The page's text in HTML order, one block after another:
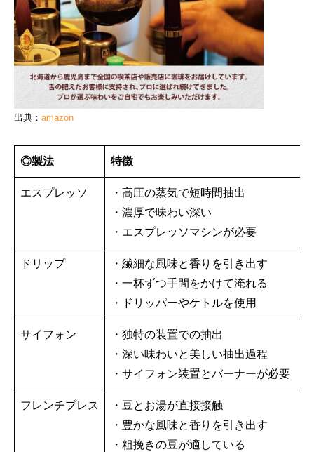
出典： amazon
◎製法 特徴
エスプレッソ
・高圧の蒸気で短時間抽出
・濃厚で味わい深い
・エスプレッ
ドリップ
・繊細な風味と香りを引き出す
・一杯ずつ手間をかけて淹れる
・ドリッパーやケトルを使用
サイフォン
・独特の装置での抽出
・深い味わいと美しい抽出過程
・サイフォン装置とバーナーが必要
フレンチプレス
・豆とお湯が直接接触
・豊かな風味と香りを引き出す
・粗挽きの豆が適している